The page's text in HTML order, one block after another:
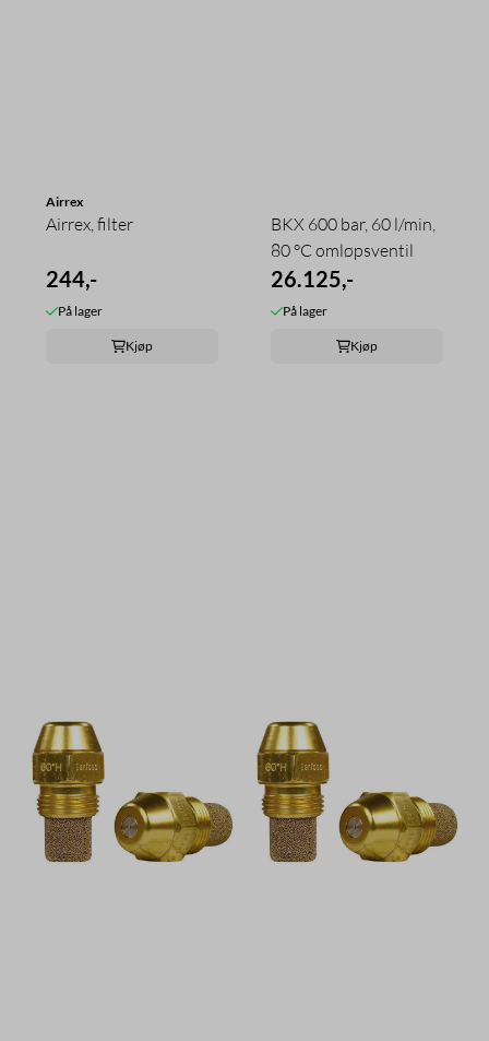
Airrex
Airrex, filter
244,-
På lager
Kjøp
BKX 600 bar, 60 l/min,
80 °C omløpsventil
26.125,-
På lager
Kjøp